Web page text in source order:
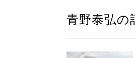
青野泰弘の